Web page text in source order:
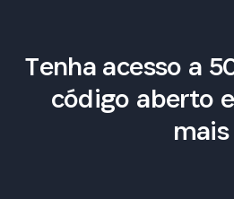
Tenha acesso a
código aberto
mais